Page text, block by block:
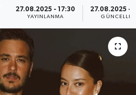
27.08.2025 - 17:30
YAYINLANMA
27.08.2025 -